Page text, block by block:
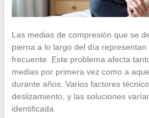
Las medias de compresión que se
pierna a lo largo del día representan
frecuente. Este problema afecta
medias por primera vez como a
durante años. Varios factores
deslizamiento, y las soluciones
identificada.